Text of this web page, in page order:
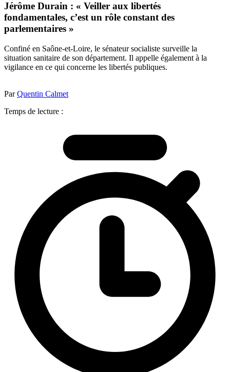
Jérôme Durain : « Veiller aux libertés
fondamentales, c’est un rôle constant des
parlementaires »
Confiné en Saône-et-Loire, le sénateur socialiste surveille la
situation sanitaire de son département. Il appelle également à la
vigilance en ce qui concerne les libertés publiques.
ParQuentin Calmet
Temps de lecture :